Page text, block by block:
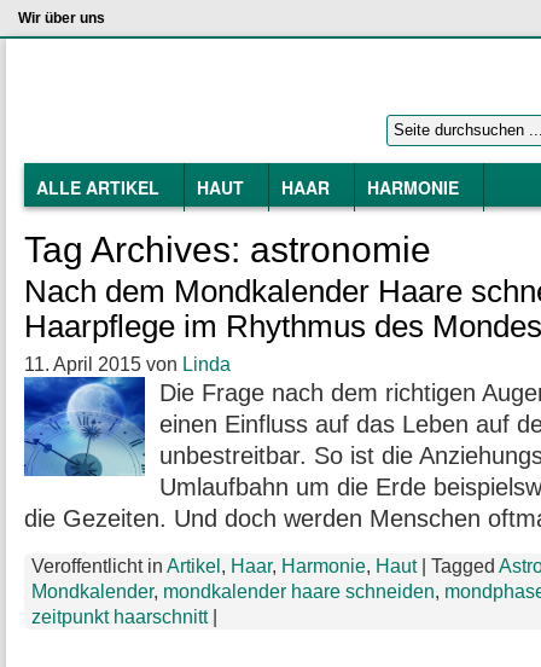
Wir über uns
ALLE ARTIKEL HAUT HAAR HARMONIE
Tag Archives: astronomie
Nach dem Mondkalender Haare
Haarpflege im Rhythmus des Mondes
11. April 2015 von Linda
Die Frage nach dem richtigen
einen Einfluss auf das Leben auf
unbestreitbar. So ist die
Umlaufbahn um die Erde
die Gezeiten. Und doch werden Menschen
Veroffentlicht in Artikel , Haar, Harmonie, Haut Tagged
Mondkalender, mondkalender haare schneiden,
zeitpunkt haarschnitt